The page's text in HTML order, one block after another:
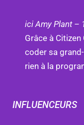
ici Amy Plant –
Grâce à
coder sa
rien à la
INFLUENCEURS